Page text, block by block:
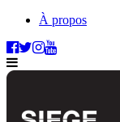
À propos